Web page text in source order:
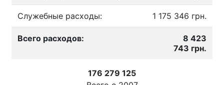
Служебные расходы: 1 175 346 грн.
Всего расходов:
8 423
743 грн.
176 279 125